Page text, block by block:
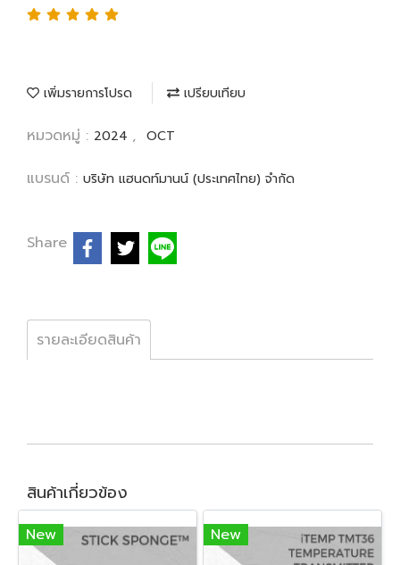
เพิ่มรายการโปรด เปรียบเทียบ
หมวดหมู่ : 2024 , OCT
แบรนด์ : บริษัท แฮนดท์มานน์ (ประเทศไทย) จำกัด
Share
รายละเอียดสินค้า
สินค้าเกี่ยวข้อง
New New